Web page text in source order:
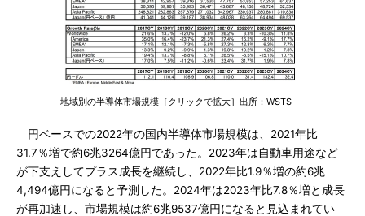
地域別の半導体市場規模［クリックで拡大］出所：WSTS
円ベースでの2022年の国内半導体市場規模は、2021年比
31.7％増で約6兆3264億円であった。2023年は自動車用途など
が下支えしてプラス成長を継続し、2022年比1.9％増の約6兆
4,494億円になると予測した。2024年は2023年比7.8％増と成長
が再加速し、市場規模は約6兆9537億円になると見込まれてい